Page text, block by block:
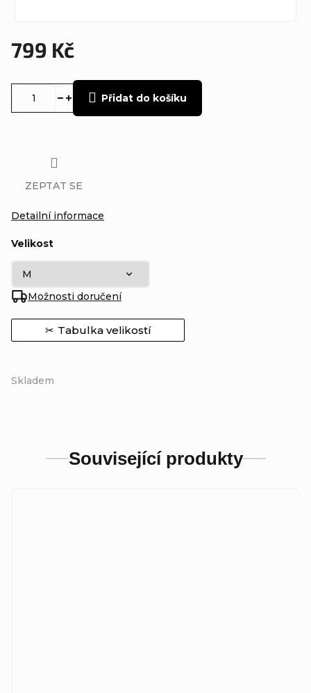
799 Kč
Skladem
Velikost
Možnosti doručení
Tabulka velikostí
Přidat do košíku
Detailní informace
ZEPTAT SE
Související produkty